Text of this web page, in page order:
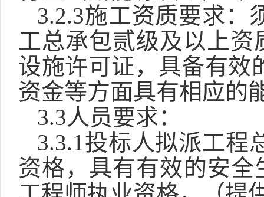
3.2.3施工资质要求：
工总承包贰级及以上资
设施许可证 ， 具备有效
资金等方面具有相应的
3.3人员要求：
3.3.1投标人拟派工程
资格，具有有效的安全